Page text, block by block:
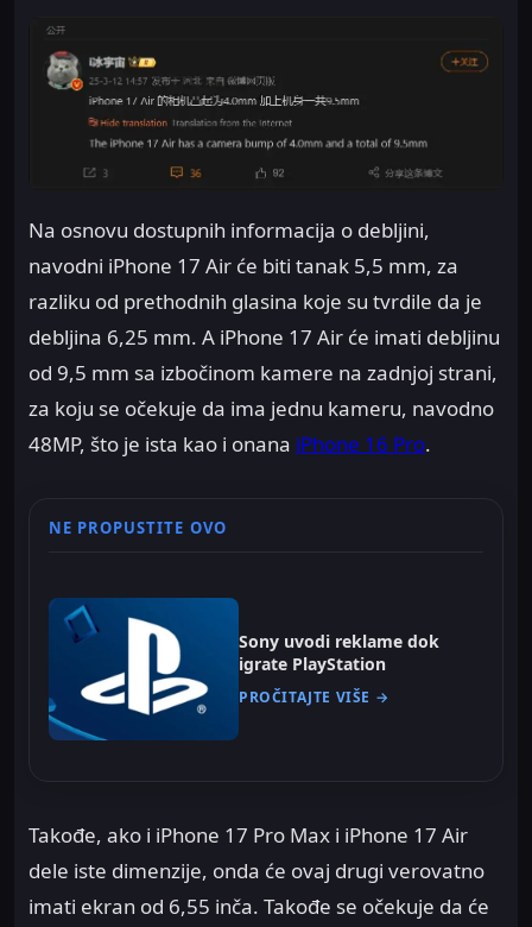
Na osnovu dostupnih informacija o debljini,
navodni iPhone 17 Air će biti tanak 5,5 mm, za
razliku od prethodnih glasina koje su tvrdile da je
debljina 6,25 mm. A iPhone 17 Air će imati debljinu
od 9,5 mm sa izbočinom kamere na zadnjoj strani,
za koju se očekuje da ima jednu kameru, navodno
48MP, što je ista kao i onana iPhone 16 Pro.
NE PROPUSTITE OVO
Sony uvodi reklame dok
igrate PlayStation
PROČITAJTE VIŠE →
Takođe, ako i iPhone 17 Pro Max i iPhone 17 Air
dele iste dimenzije, onda će ovaj drugi verovatno
imati ekran od 6,55 inča. Takođe se očekuje da će